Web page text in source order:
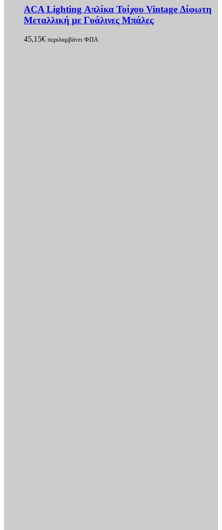
ACA Lighting Απλίκα Τοίχου Vintage Δίφωτη
Μεταλλική με Γυάλινες Μπάλες
45,15€ περιλαμβάνει ΦΠΑ